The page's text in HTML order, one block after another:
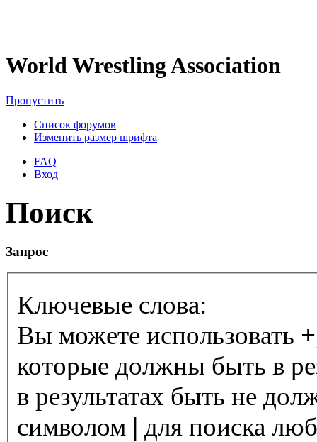
World Wrestling Association
Пропустить
Список форумов
Изменить размер шрифта
FAQ
Вход
Поиск
Запрос
Ключевые слова:
Вы можете использовать +
которые должны быть в
в результатах быть не
символом | для поиска